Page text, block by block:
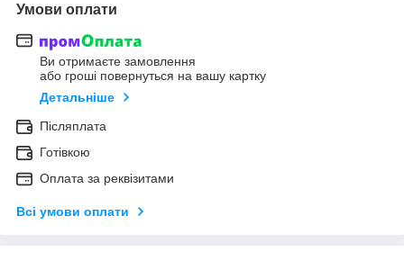
Умови оплати
Ви отримаєте замовлення
або гроші повернуться на вашу картку
Детальніше
Післяплата
Готівкою
Оплата за реквізитами
Всі умови оплати